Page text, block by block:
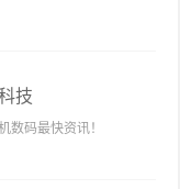
技
数码最快资讯！